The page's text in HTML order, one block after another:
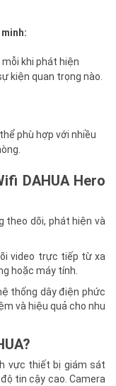
khi phát hiện
kiện quan trọng nào.
phù hợp với nhiều
DAHUA Hero
theo dõi, phát hiện và
video trực tiếp từ xa
hoặc máy tính.
thống dây điện phức
và hiệu quả cho nhu
vực thiết bị giám sát
tin cậy cao. Camera